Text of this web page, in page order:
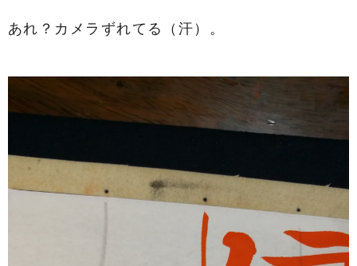
あれ？カメラずれてる（汗）。